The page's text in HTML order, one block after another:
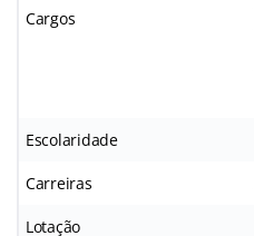
Cargos
Escolaridade
Carreiras
Lotação